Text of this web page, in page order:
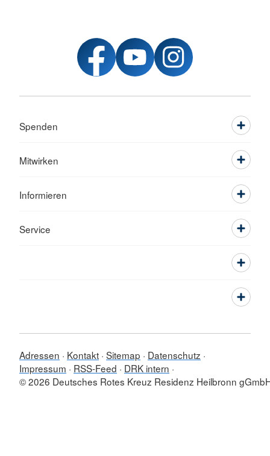
Spenden
Mitwirken
Informieren
Service
Adressen Kontakt Sitemap
Datenschutz
Impressum
RSS-Feed
DRK intern
© 2026 Deutsches Rotes Kreuz Residenz Heilbronn